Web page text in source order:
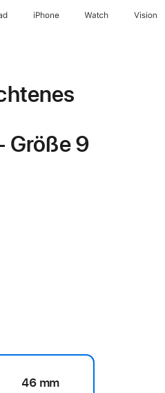
iPhone Watch Vision
Größe 9
46 mm